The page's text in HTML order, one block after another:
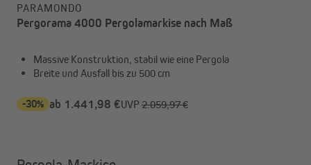
PARAMONDO
Pergorama 4000 Pergolamarkise nach Maß
Massive Konstruktion, stabil wie eine Pergola
Breite und Ausfall bis zu 500 cm
-30% ab 1.441,98 €UVP 2.059,97 €